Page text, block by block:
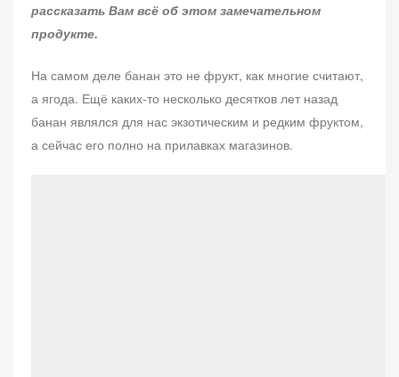
е
н
рассказать Вам всё об этом замечательном
продукте.
На самом деле банан это не фрукт, как многие считают,
а ягода. Ещё каких-то несколько десятков лет назад
банан являлся для нас экзотическим и редким фруктом,
а сейчас его полно на прилавках магазинов.